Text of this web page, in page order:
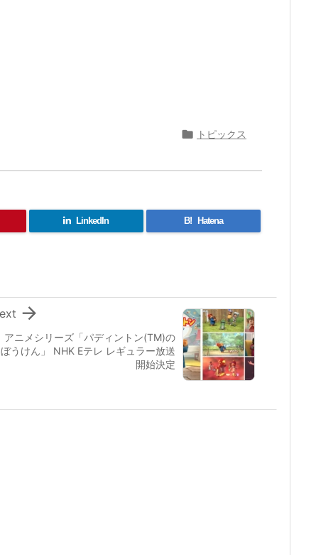
 トピックス
LinkedIn B! Hatena
アニメシリーズ「パディントン(TM)の
ぼうけん」 NHK Eテレ レギュラー放送
開始決定
